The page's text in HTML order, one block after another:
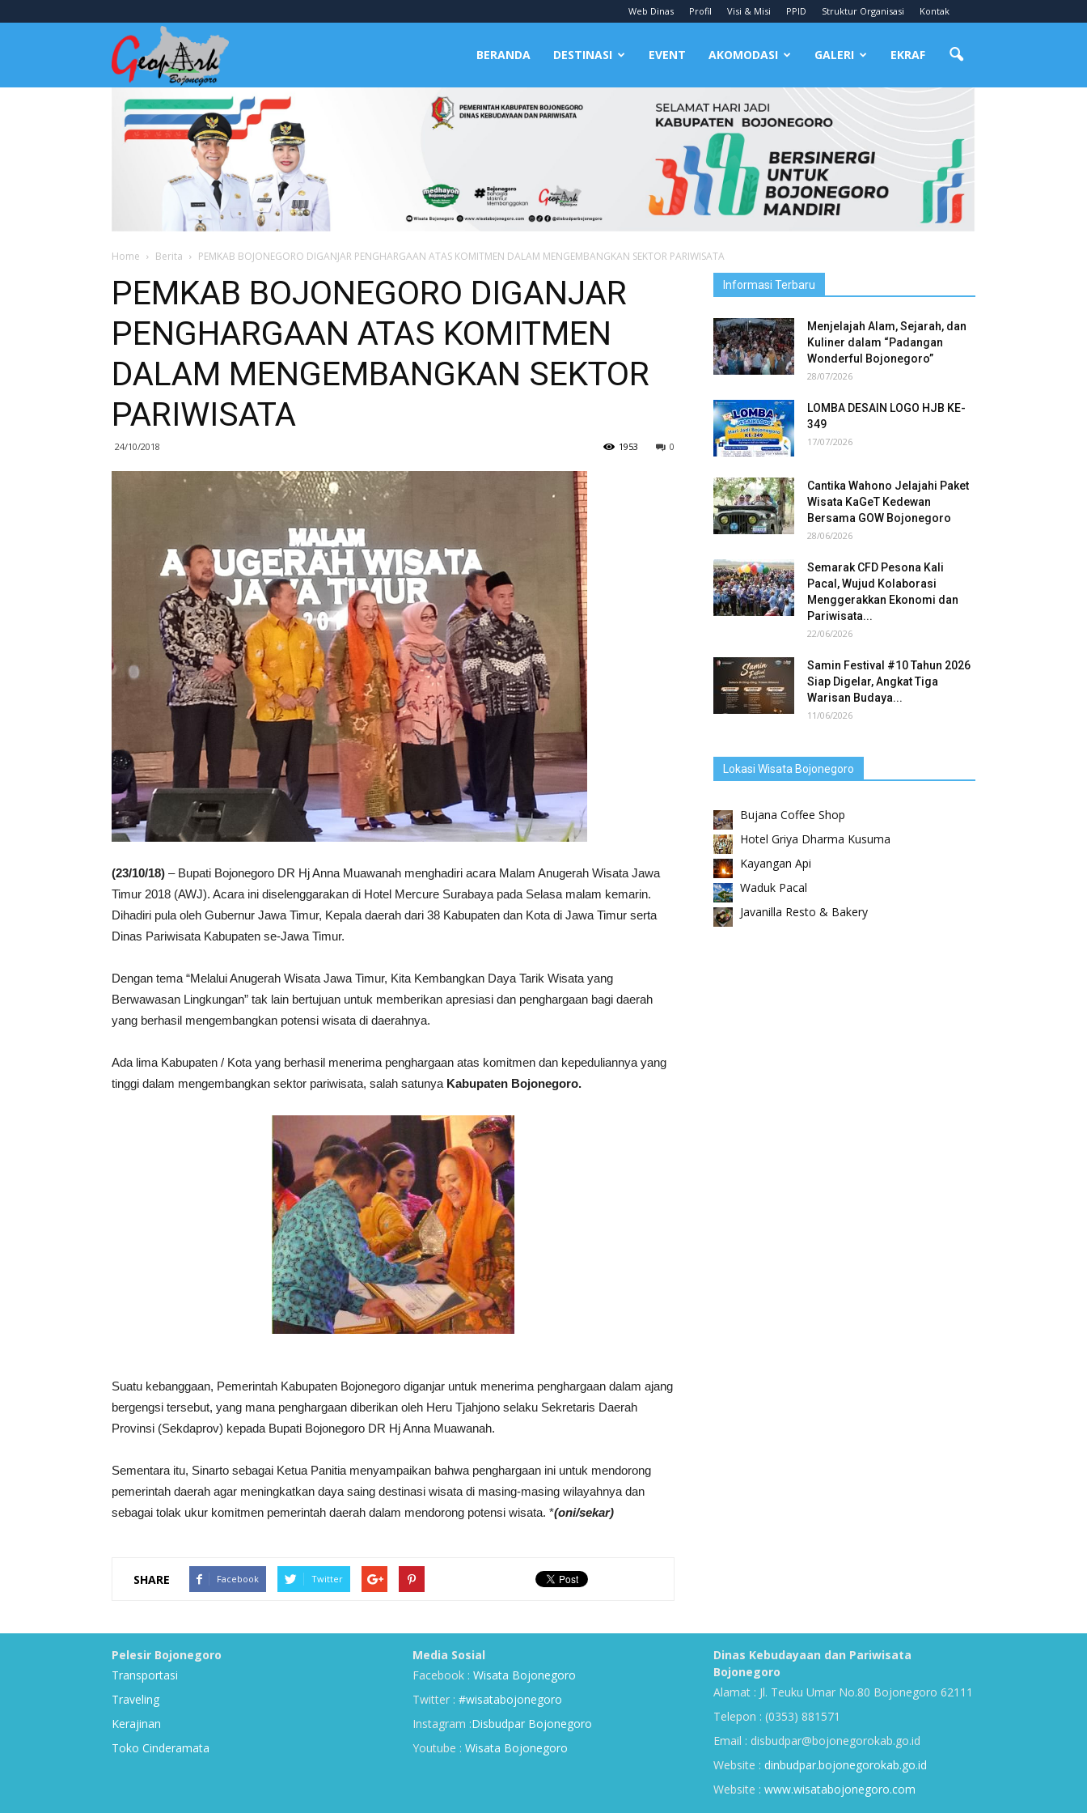
Web Dinas Profil Visi & Misi PPID Struktur Organisasi Kontak
Bojonegoro
BERANDA DESTINASI EVENT AKOMODASI GALERI EKRAF
Home Berita PEMKAB BOJONEGORO DIGANJAR PENGHARGAAN ATAS KOMITMEN DALAM MENGEMBANGKAN SEKTOR PARIWISATA
PEMKAB BOJONEGORO DIGANJAR
PENGHARGAAN ATAS KOMITMEN
DALAM MENGEMBANGKAN SEKTOR
PARIWISATA
24/10/2018 0
1953
(23/10/18) – Bupati Bojonegoro DR Hj Anna Muawanah menghadiri acara Malam Anugerah Wisata Jawa
Timur 2018 (AWJ). Acara ini diselenggarakan di Hotel Mercure Surabaya pada Selasa malam kemarin.
Dihadiri pula oleh Gubernur Jawa Timur, Kepala daerah dari 38 Kabupaten dan Kota di Jawa Timur serta
Dinas Pariwisata Kabupaten se-Jawa Timur.
Dengan tema “Melalui Anugerah Wisata Jawa Timur, Kita Kembangkan Daya Tarik Wisata yang
Berwawasan Lingkungan” tak lain bertujuan untuk memberikan apresiasi dan penghargaan bagi daerah
yang berhasil mengembangkan potensi wisata di daerahnya.
Ada lima Kabupaten / Kota yang berhasil menerima penghargaan atas komitmen dan kepeduliannya yang
tinggi dalam mengembangkan sektor pariwisata, salah satunya Kabupaten Bojonegoro.
Suatu kebanggaan, Pemerintah Kabupaten Bojonegoro diganjar untuk menerima penghargaan dalam ajang
bergengsi tersebut, yang mana penghargaan diberikan oleh Heru Tjahjono selaku Sekretaris Daerah
Provinsi (Sekdaprov) kepada Bupati Bojonegoro DR Hj Anna Muawanah.
Sementara itu, Sinarto sebagai Ketua Panitia menyampaikan bahwa penghargaan ini untuk mendorong
pemerintah daerah agar meningkatkan daya saing destinasi wisata di masing-masing wilayahnya dan
sebagai tolak ukur komitmen pemerintah daerah dalam mendorong potensi wisata. *(oni/sekar)
SHARE Facebook Twitter
Informasi Terbaru
Menjelajah Alam, Sejarah, dan
Kuliner dalam “Padangan
Wonderful Bojonegoro”
28/07/2026
LOMBA DESAIN LOGO HJB KE-
349
17/07/2026
Cantika Wahono Jelajahi Paket
Wisata KaGeT Kedewan
Bersama GOW Bojonegoro
28/06/2026
Semarak CFD Pesona Kali
Pacal, Wujud Kolaborasi
Menggerakkan Ekonomi dan
Pariwisata...
22/06/2026
Samin Festival #10 Tahun 2026
Siap Digelar, Angkat Tiga
Warisan Budaya...
11/06/2026
Lokasi Wisata Bojonegoro
Bujana Coffee Shop
Hotel Griya Dharma Kusuma
Kayangan Api
Waduk Pacal
Javanilla Resto & Bakery
Pelesir Bojonegoro
Transportasi
Traveling
Kerajinan
Toko Cinderamata
Media Sosial
Facebook : Wisata Bojonegoro
Twitter : #wisatabojonegoro
Instagram :Disbudpar Bojonegoro
Youtube : Wisata Bojonegoro
Dinas Kebudayaan dan Pariwisata
Bojonegoro
Alamat : Jl. Teuku Umar No.80 Bojonegoro 62111
Telepon : (0353) 881571
Email : disbudpar@bojonegorokab.go.id
Website : dinbudpar.bojonegorokab.go.id
Website : www.wisatabojonegoro.com